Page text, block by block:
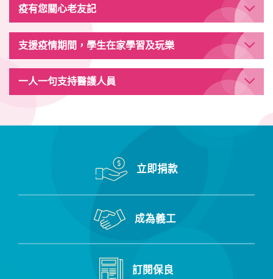
疫有您關心老友記
支援疫情期間，學生在家學習及玩樂
一人一句支持醫護人員
立即捐款
成為義工
訂閱保良